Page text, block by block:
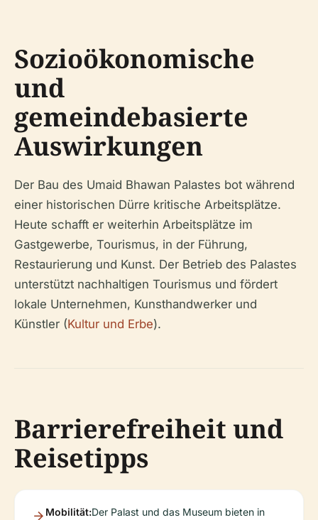
Sozioökonomische
und
gemeindebasierte
Auswirkungen
Der Bau des Umaid Bhawan Palastes bot während
einer historischen Dürre kritische Arbeitsplätze.
Heute schafft er weiterhin Arbeitsplätze im
Gastgewerbe, Tourismus, in der Führung,
Restaurierung und Kunst. Der Betrieb des Palastes
unterstützt nachhaltigen Tourismus und fördert
lokale Unternehmen, Kunsthandwerker und
Künstler (Kultur und Erbe).
Barrierefreiheit und
Reisetipps
Mobilität:Der Palast und das Museum bieten in